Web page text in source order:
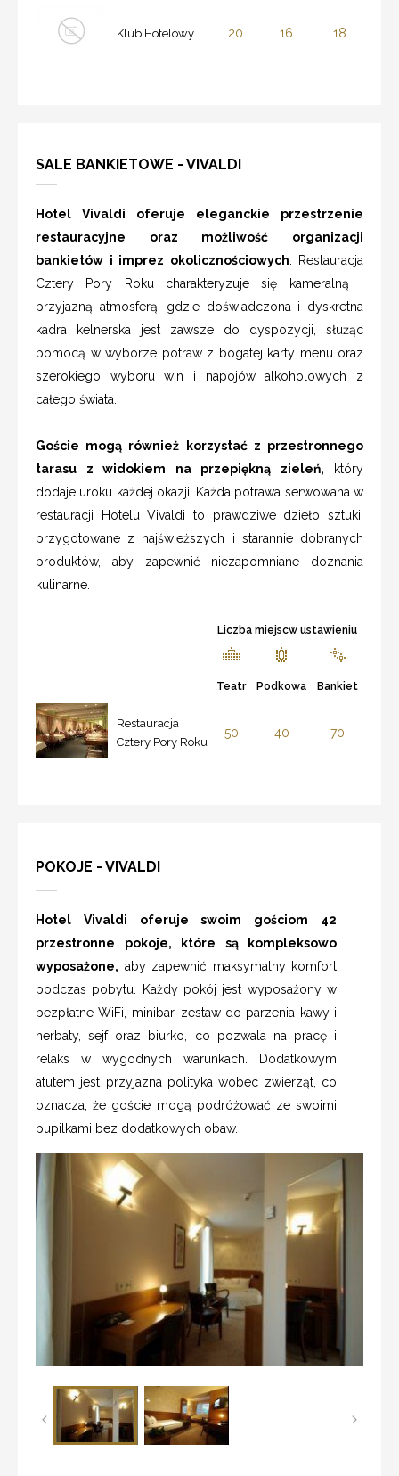
Klub Hotelowy 20 16 18
SALE BANKIETOWE - VIVALDI
Hotel Vivaldi oferuje eleganckie przestrzenie
restauracyjne oraz możliwość organizacji
bankietów i imprez okolicznościowych . Restauracja
Cztery Pory Roku charakteryzuje się kameralną i
przyjazną atmosferą, gdzie doświadczona i dyskretna
kadra kelnerska jest zawsze do dyspozycji, służąc
pomocą w wyborze potraw z bogatej karty menu oraz
szerokiego wyboru win i napojów alkoholowych z
całego świata.
Goście mogą również korzystać z przestronnego
tarasu z widokiem na przepiękną zieleń, który
dodaje uroku każdej okazji. Każda potrawa serwowana w
restauracji Hotelu Vivaldi to prawdziwe dzieło sztuki,
przygotowane z najświeższych i starannie dobranych
produktów, aby zapewnić niezapomniane doznania
kulinarne.
Liczba miejscw ustawieniu
Teatr Podkowa Bankiet
Restauracja
Cztery Pory Roku
50 40 70
POKOJE - VIVALDI
Hotel Vivaldi oferuje swoim gościom 42
przestronne pokoje, które są kompleksowo
wyposażone, aby zapewnić maksymalny komfort
podczas pobytu. Każdy pokój jest wyposażony w
bezpłatne WiFi, minibar, zestaw do parzenia kawy i
herbaty, sejf oraz biurko, co pozwala na pracę i
relaks w wygodnych warunkach. Dodatkowym
atutem jest przyjazna polityka wobec zwierząt, co
oznacza, że goście mogą podróżować ze swoimi
pupilkami bez dodatkowych obaw.